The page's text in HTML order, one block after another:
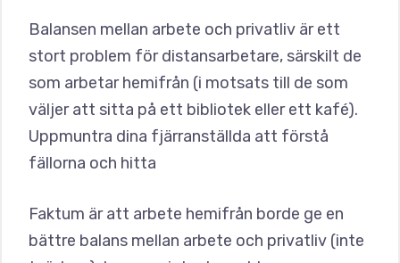
Balansen mellan arbete och privatliv är ett
stort problem för distansarbetare, särskilt de
som arbetar hemifrån (i motsats till de som
väljer att sitta på ett bibliotek eller ett kafé).
Uppmuntra dina fjärranställda att förstå
fällorna och hitta
Faktum är att arbete hemifrån borde ge en
bättre balans mellan arbete och privatliv (inte